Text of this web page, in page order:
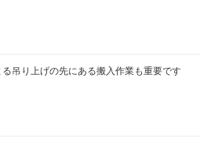
る吊り上げの先にある搬入作業も重要です